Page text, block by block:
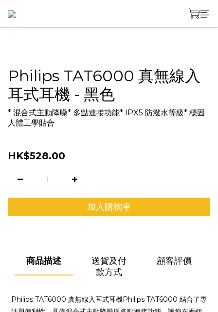
Philips TAT6000 真無線入
耳式耳機 - 黑色
* 混合式主動降噪* 多點連接功能* IPX5 防潑水等級* 穩固
人體工學貼合
HK$528.00
加入購物車
商品描述
送貨及付
款方式
顧客評價
Philips TAT6000 真無線入耳式耳機Philips TAT6000 結合了專